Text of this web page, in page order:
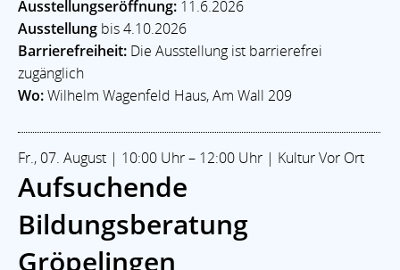
Ausstellungseröffnung: 11.6.2026
Ausstellung bis 4.10.2026
Barrierefreiheit: Die Ausstellung ist barrierefrei
zugänglich
Wo:Wilhelm Wagenfeld Haus, Am Wall 209
Fr., 07. August | 10:00 Uhr – 12:00 Uhr | Kultur Vor Ort
Aufsuchende
Bildungsberatung
Gröpelingen